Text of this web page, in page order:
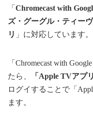
「 Chromecast with
ズ・グーグル・ティー
リ 」に対応しています。
「Chromecast with
たら、
「Apple TVアプ
ログイすることで「
ます。